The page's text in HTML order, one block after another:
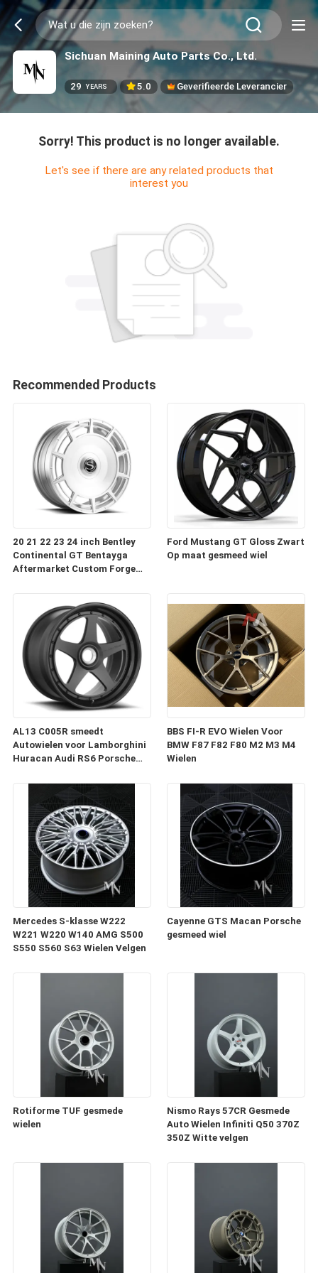
Sichuan Maining Auto Parts Co., Ltd.
29 YEARS 5.0 Geverifieerde Leverancier
Sorry! This product is no longer available.
Let's see if there are any related products that
interest you
Recommended Products
20 21 22 23 24 inch Bentley
Continental GT Bentayga
Aftermarket Custom Forge
Ford Mustang GT Gloss Zwart
Op maat gesmeed wiel
AL13 C005R smeedt
Autowielen voor Lamborghini
Huracan Audi RS6 Porsche
BBS FI-R EVO Wielen Voor
BMW F87 F82 F80 M2 M3 M4
Wielen
Mercedes S-klasse W222
W221 W220 W140 AMG S500
S550 S560 S63 Wielen Velgen
Cayenne GTS Macan Porsche
gesmeed wiel
Rotiforme TUF gesmede
wielen
Nismo Rays 57CR Gesmede
Auto Wielen Infiniti Q50 370Z
350Z Witte velgen